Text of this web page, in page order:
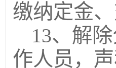
缴纳定金
13、解
作人员，